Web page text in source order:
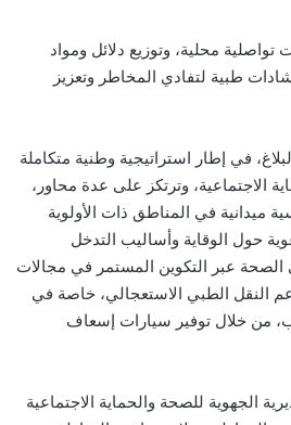
محلية، وتوزيع دلائل ومواد
طبية لتفادي المخاطر وتعزيز
في إطار استراتيجية وطنية متكاملة
الاجتماعية، وترتكز على عدة محاور،
ميدانية في المناطق ذات الأولوية
حول الوقاية وأساليب التدخل
الصحة عبر التكوين المستمر في مجالات
النقل الطبي الاستعجالي، خاصة في
من خلال توفير سيارات إسعاف
الجهوية للصحة والحماية الاجتماعية